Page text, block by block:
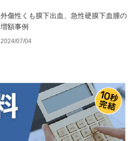
外傷性くも膜下出血、急性硬膜下血腫の
増額事例
2024/07/04